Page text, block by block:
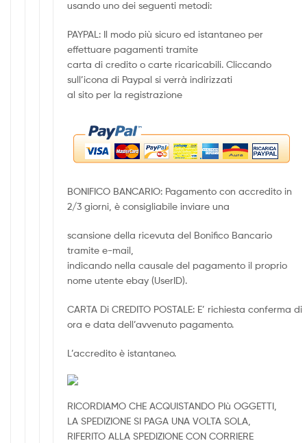
usando uno dei seguenti metodi:
PAYPAL: Il modo più sicuro ed istantaneo per
effettuare pagamenti tramite
carta di credito o carte ricaricabili. Cliccando
sull’icona di Paypal si verrà indirizzati
al sito per la registrazione
BONIFICO BANCARIO: Pagamento con accredito in
2/3 giorni, è consigliabile inviare una
scansione della ricevuta del Bonifico Bancario
tramite e-mail,
indicando nella causale del pagamento il proprio
nome utente ebay (UserID).
CARTA Di CREDITO POSTALE: E’ richiesta conferma di
ora e data dell’avvenuto pagamento.
L’accredito è istantaneo.
RICORDIAMO CHE ACQUISTANDO PIù OGGETTI,
LA SPEDIZIONE SI PAGA UNA VOLTA SOLA,
RIFERITO ALLA SPEDIZIONE CON CORRIERE